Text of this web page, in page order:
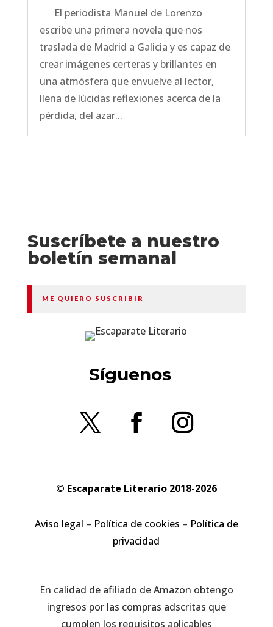
El periodista Manuel de Lorenzo
escribe una primera novela que nos
traslada de Madrid a Galicia y es capaz de
crear imágenes certeras y brillantes en
una atmósfera que envuelve al lector,
llena de lúcidas reflexiones acerca de la
pérdida, del azar...
Suscríbete a nuestro
boletín semanal
ME QUIERO SUSCRIBIR
Síguenos
© Escaparate Literario 2018-2026
Aviso legal – Política de cookies – Política de
privacidad
En calidad de afiliado de Amazon obtengo
ingresos por las compras adscritas que
cumplen los requisitos aplicables